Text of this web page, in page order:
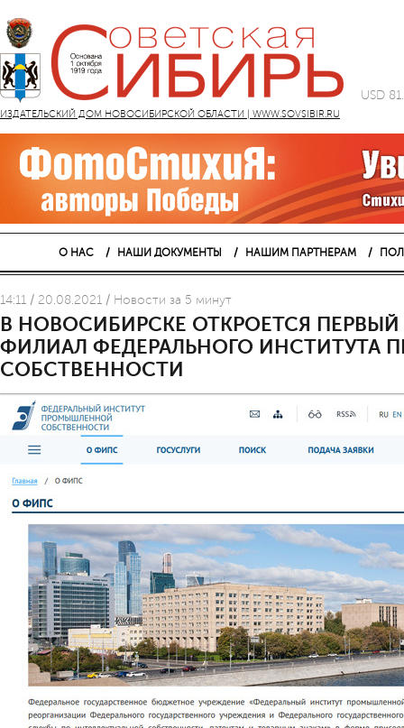
ИЗДАТЕЛЬСКИЙ ДОМ НОВОСИБИРСКОЙ ОБЛАСТИ | WWW.SOVSIBIR.RU
USD
О НАС НАШИ ДОКУМЕНТЫ НАШИМ ПАРТНЕРАМ
14:11 / 20.08.2021 / Новости за 5 минут
В НОВОСИБИРСКЕ ОТКРОЕТСЯ
ФИЛИАЛ ФЕДЕРАЛЬНОГО ИНСТИТУТА
СОБСТВЕННОСТИ